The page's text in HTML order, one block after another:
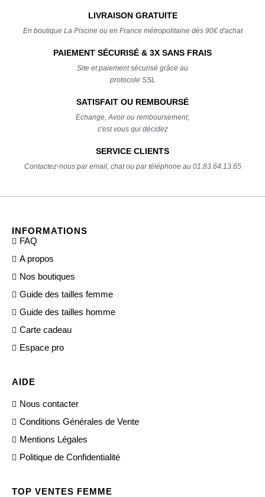
LIVRAISON GRATUITE
En boutique La Piscine ou en France métropolitaine dès 90€ d'achat
PAIEMENT SÉCURISÉ & 3X SANS FRAIS
Site et paiement sécurisé grâce au
protocole SSL
SATISFAIT OU REMBOURSÉ
Echange, Avoir ou remboursement,
c'est vous qui décidez
SERVICE CLIENTS
Contactez-nous par email, chat ou par téléphone au 01.83.64.13.65
INFORMATIONS
FAQ
A propos
Nos boutiques
Guide des tailles femme
Guide des tailles homme
Carte cadeau
Espace pro
AIDE
Nous contacter
Conditions Générales de Vente
Mentions Légales
Politique de Confidentialité
TOP VENTES FEMME